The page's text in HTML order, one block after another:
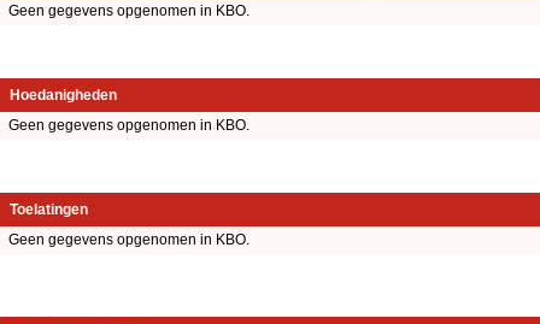
Geen gegevens opgenomen in KBO.
Hoedanigheden
Geen gegevens opgenomen in KBO.
Toelatingen
Geen gegevens opgenomen in KBO.